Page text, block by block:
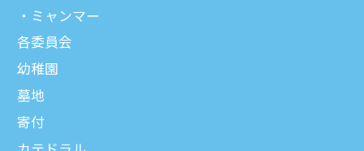
ミャンマー
各委員会
幼稚園
墓地
寄付